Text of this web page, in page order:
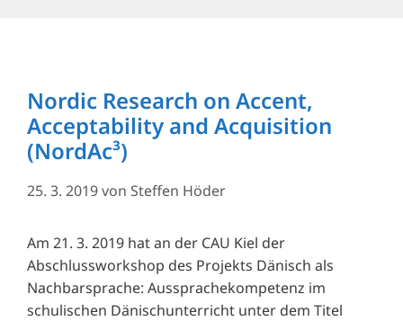
Nordic Research on Accent,
Acceptability and Acquisition
(NordAc³)
25. 3. 2019von Steffen Höder
Am 21. 3. 2019 hat an der CAU Kiel der
Abschlussworkshop des Projekts Dänisch als
Nachbarsprache: Aussprachekompetenz im
schulischen Dänischunterricht unter dem Titel